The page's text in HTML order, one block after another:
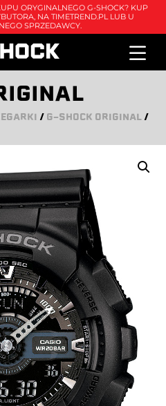
ORYGINALNEGO G-SHOCK? KUP
NA TIMETREND.PL LUB U
SPRZEDAWCY.
/ G-SHOCK ORIGINAL/